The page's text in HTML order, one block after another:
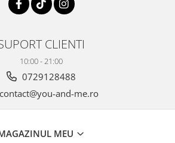
CLIENTI
10:00 - 21:00
0729128488
contact@you-and-me.ro
MEU